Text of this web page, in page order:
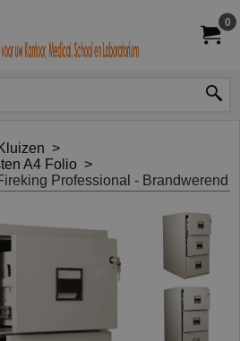
0
Kluizen >
A4 Folio >
Professional - Brandwerend